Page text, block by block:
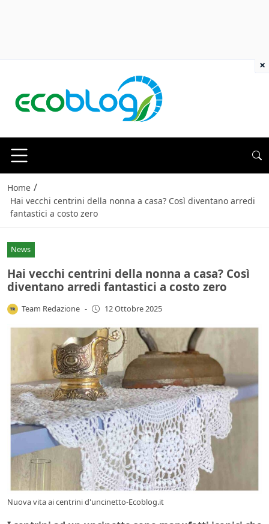
Home /
Hai vecchi centrini della nonna a casa? Così diventano arredi
fantastici a costo zero
News
Hai vecchi centrini della nonna a casa? Così
diventano arredi fantastici a costo zero
Team Redazione - 12 Ottobre 2025
Nuova vita ai centrini d'uncinetto-Ecoblog.it
×